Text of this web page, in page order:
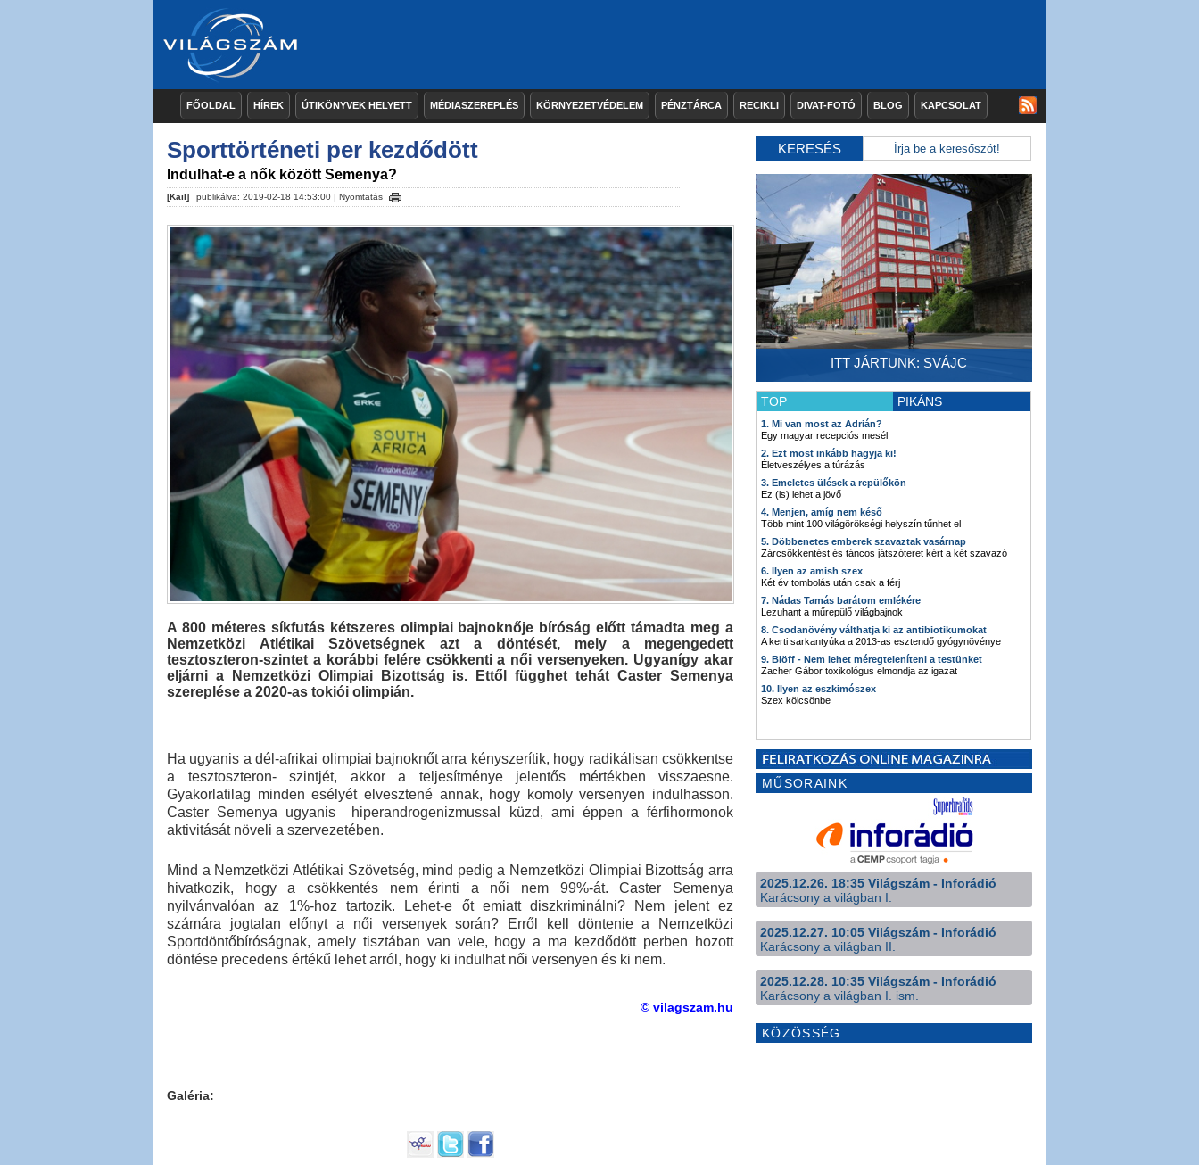
FŐOLDAL HÍREK ÚTIKÖNYVEK HELYETT MÉDIASZEREPLÉS KÖRNYEZETVÉDELEM PÉNZTÁRCA RECIKLI DIVAT-FOTÓ BLOG KAPCSOLAT
Sporttörténeti per kezdődött
Indulhat-e a nők között Semenya?
[Kail] publikálva: 2019-02-18 14:53:00 | Nyomtatás
A 800 méteres síkfutás kétszeres olimpiai bajnoknője bíróság előtt támadta meg a
Nemzetközi Atlétikai Szövetségnek azt a döntését, mely a megengedett
tesztoszteron-szintet a korábbi felére csökkenti a női versenyeken. Ugyanígy akar
eljárni a Nemzetközi Olimpiai Bizottság is. Ettől függhet tehát Caster Semenya
szereplése a 2020-as tokiói olimpián.
Ha ugyanis a dél-afrikai olimpiai bajnoknőt arra kényszerítik, hogy radikálisan csökkentse
a tesztoszteron- szintjét, akkor a teljesítménye jelentős mértékben visszaesne.
Gyakorlatilag minden esélyét elvesztené annak, hogy komoly versenyen indulhasson.
Caster Semenya ugyanis hiperandrogenizmussal küzd, ami éppen a férfihormonok
aktivitását növeli a szervezetében.
Mind a Nemzetközi Atlétikai Szövetség, mind pedig a Nemzetközi Olimpiai Bizottság arra
hivatkozik, hogy a csökkentés nem érinti a női nem 99%-át. Caster Semenya
nyilvánvalóan az 1%-hoz tartozik. Lehet-e őt emiatt diszkriminálni? Nem jelent ez
számára jogtalan előnyt a női versenyek során? Erről kell döntenie a Nemzetközi
Sportdöntőbíróságnak, amely tisztában van vele, hogy a ma kezdődött perben hozott
döntése precedens értékű lehet arról, hogy ki indulhat női versenyen és ki nem.
© vilagszam.hu
Galéria:
KERESÉS
ITT JÁRTUNK: SVÁJC
TOP PIKÁNS
1. Mi van most az Adrián?
Egy magyar recepciós mesél
2. Ezt most inkább hagyja ki!
Életveszélyes a túrázás
3. Emeletes ülések a repülőkön
Ez (is) lehet a jövő
4. Menjen, amíg nem késő
Több mint 100 világörökségi helyszín tűnhet el
5. Döbbenetes emberek szavaztak vasárnap
Zárcsökkentést és táncos játszóteret kért a két szavazó
6. Ilyen az amish szex
Két év tombolás után csak a férj
7. Nádas Tamás barátom emlékére
Lezuhant a műrepülő világbajnok
8. Csodanövény válthatja ki az antibiotikumokat
A kerti sarkantyúka a 2013-as esztendő gyógynövénye
9. Blöff - Nem lehet méregteleníteni a testünket
Zacher Gábor toxikológus elmondja az igazat
10. Ilyen az eszkimószex
Szex kölcsönbe
MŰSORAINK
2025.12.26. 18:35 Világszám - Inforádió
Karácsony a világban I.
2025.12.27. 10:05 Világszám - Inforádió
Karácsony a világban II.
2025.12.28. 10:35 Világszám - Inforádió
Karácsony a világban I. ism.
KÖZÖSSÉG